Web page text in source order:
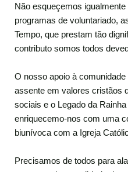
Não esqueçemos
programas de voluntariado,
Tempo, que prestam tão
contributo somos todos
O nosso apoio à
assente em valores cristãos
sociais e o Legado da
enriquecemo-nos com uma
biunívoca com a Igreja
Precisamos de todos para